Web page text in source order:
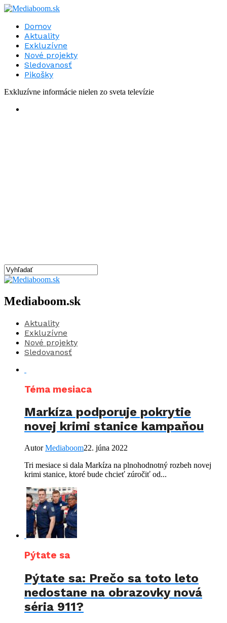
Domov
Aktuality
Exkluzívne
Nové projekty
Sledovanosť
Pikošky
Exkluzívne informácie nielen zo sveta televízie
Mediaboom.sk
Aktuality
Exkluzívne
Nové projekty
Sledovanosť
Téma mesiaca
Markíza podporuje pokrytie
novej krimi stanice kampaňou
AutorMediaboom22. júna 2022
Tri mesiace si dala Markíza na plnohodnotný rozbeh novej
krimi stanice, ktoré bude chcieť zúročiť od...
Pýtate sa
Pýtate sa: Prečo sa toto leto
nedostane na obrazovky nová
séria 911?